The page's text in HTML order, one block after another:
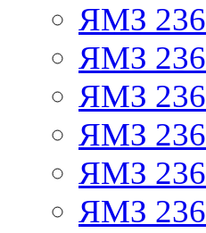
ЯМЗ 236
ЯМЗ
ЯМЗ 236
ЯМЗ 236
ЯМЗ 236
ЯМЗ